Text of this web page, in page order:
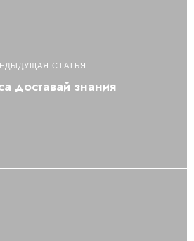
СТАТЬЯ
доставай знания